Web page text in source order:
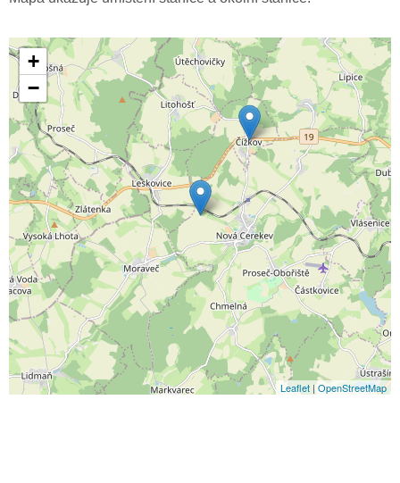
+
−
Leaflet | OpenStreetMap